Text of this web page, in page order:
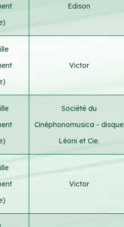
Edison
Victor
Société du
Cinéphonomusica - disque
Léoni et Cie.
Victor